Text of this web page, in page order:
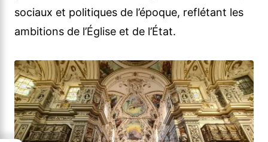
sociaux et politiques de l’époque, reflétant les
ambitions de l’Église et de l’État.